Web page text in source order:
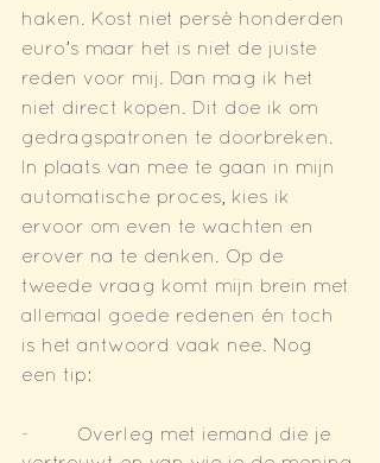
haken. Kost niet persé honderden
euro’s maar het is niet de juiste
reden voor mij. Dan mag ik het
niet direct kopen. Dit doe ik om
gedragspatronen te doorbreken.
In plaats van mee te gaan in mijn
automatische proces, kies ik
ervoor om even te wachten en
erover na te denken. Op de
tweede vraag komt mijn brein met
allemaal goede redenen én toch
is het antwoord vaak nee. Nog
een tip:
-        Overleg met iemand die je